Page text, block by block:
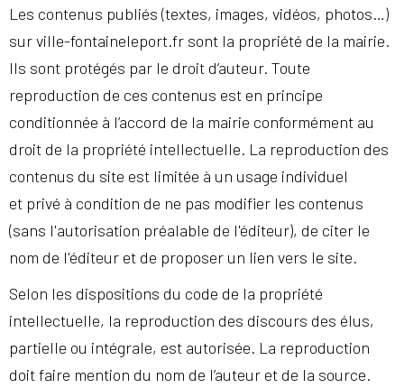
Les contenus publiés (textes, images, vidéos, photos…)
sur ville-fontaineleport.fr sont la propriété de la mairie.
Ils sont protégés par le droit d’auteur. Toute
reproduction de ces contenus est en principe
conditionnée à l’accord de la mairie conformément au
droit de la propriété intellectuelle. La reproduction des
contenus du site est limitée à un usage individuel
et privé à condition de ne pas modifier les contenus
(sans l'autorisation préalable de l'éditeur), de citer le
nom de l'éditeur et de proposer un lien vers le site.
Selon les dispositions du code de la propriété
intellectuelle, la reproduction des discours des élus,
partielle ou intégrale, est autorisée. La reproduction
doit faire mention du nom de l’auteur et de la source.